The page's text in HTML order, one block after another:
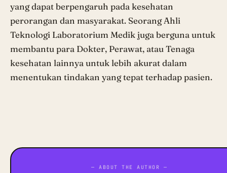
yang dapat berpengaruh pada kesehatan
perorangan dan masyarakat. Seorang Ahli
Teknologi Laboratorium Medik juga berguna untuk
membantu para Dokter, Perawat, atau Tenaga
kesehatan lainnya untuk lebih akurat dalam
menentukan tindakan yang tepat terhadap pasien.
— ABOUT THE AUTHOR —